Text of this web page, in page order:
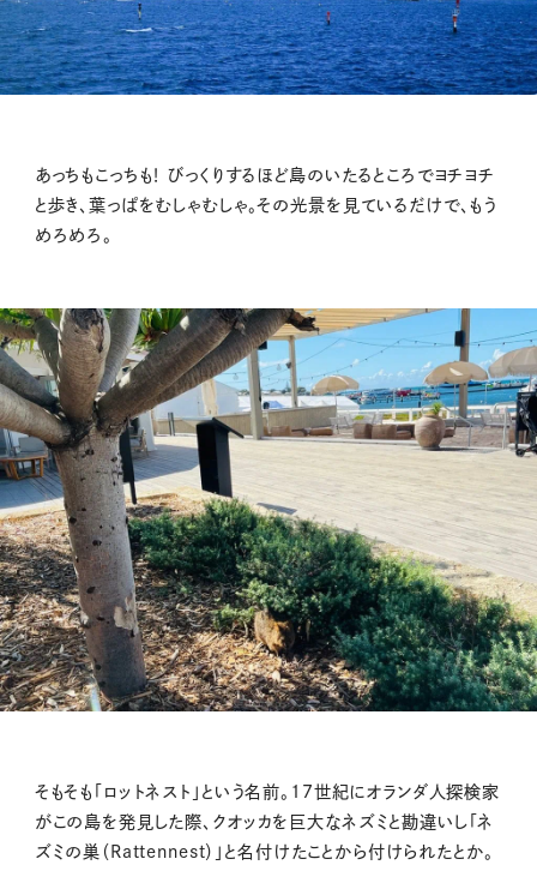
あっちもこっちも！ びっくりするほど島のいたるところでヨチヨチ
と歩き、葉っぱをむしゃむしゃ。その光景を見ているだけで、もう
めろめろ。
そもそも「ロットネスト」という名前。17世紀にオランダ人探検家
がこの島を発見した際、クオッカを巨大なネズミと勘違いし「ネ
ズミの巣（Rattennest）」と名付けたことから付けられたとか。